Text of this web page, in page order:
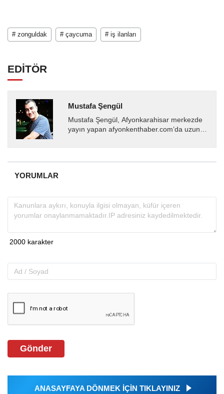
# zonguldak # çaycuma # iş ilanları
EDİTÖR
Mustafa Şengül
Mustafa Şengül, Afyonkarahisar merkezde
yayın yapan afyonkenthaber.com’da uzun
almakta, haber akışı...
YORUMLAR
Gönder
ANASAYFAYA DÖNMEK İÇİN TIKLAYINIZ